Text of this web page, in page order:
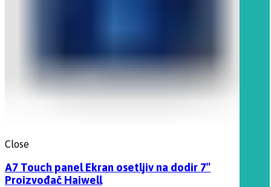
Close
A7 Touch panel Ekran osetljiv na dodir 7″
Proizvođač Haiwell